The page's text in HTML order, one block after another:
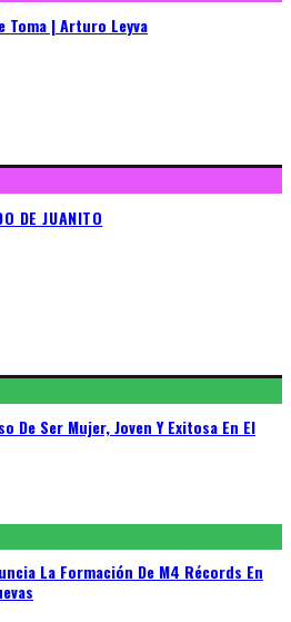
Toma | Arturo Leyva
DE JUANITO
De Ser Mujer, Joven Y Exitosa En El
La Formación De M4 Récords En